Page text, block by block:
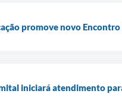
promove novo
iniciará atendimento